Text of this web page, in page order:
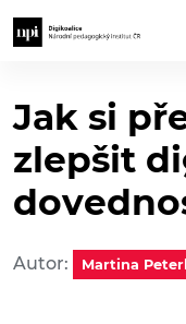
Jak si
zlepšit
Autor: Martina